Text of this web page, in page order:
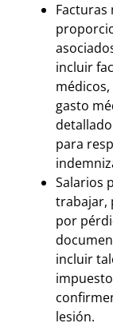
Facturas
incluir
gasto
para
Salarios
trabajar,
por
incluir
lesión.